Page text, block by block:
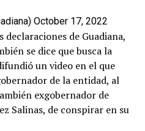
October 17, 2022
de Guadiana,
se dice que busca la
un video en el que
de la entidad, al
exgobernador de
Salinas, de conspirar en su